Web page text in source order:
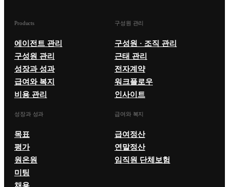
Products
에이전트 관리
구성원 관리
성장과 성과
급여와 복지
비용 관리
구성원 관리
구성원 · 조직 관리
근태 관리
전자계약
워크플로우
인사이트
성장과 성과
목표
평가
원온원
미팅
채용
급여와 복지
급여정산
연말정산
임직원 단체보험